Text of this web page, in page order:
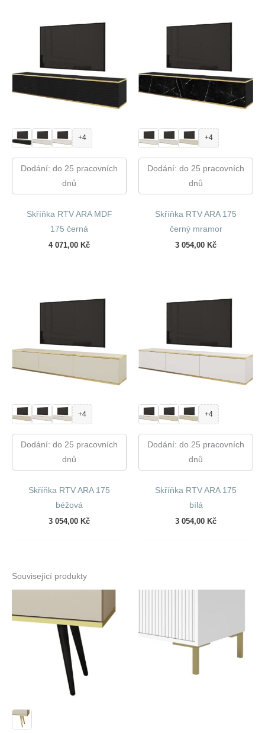
+4
Dodání: do 25 pracovních
dnů
Skříňka RTV ARA MDF
175 černá
4 071,00 Kč
+4
Dodání: do 25 pracovních
dnů
Skříňka RTV ARA 175
černý mramor
3 054,00 Kč
+4
Dodání: do 25 pracovních
dnů
Skříňka RTV ARA 175
béžová
3 054,00 Kč
+4
Dodání: do 25 pracovních
dnů
Skříňka RTV ARA 175
bílá
3 054,00 Kč
Související produkty